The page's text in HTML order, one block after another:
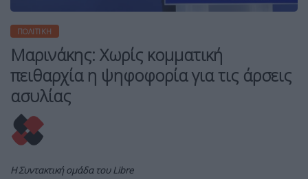
ΠΟΛΙΤΙΚΉ
Μαρινάκης: Χωρίς κομματική
πειθαρχία η ψηφοφορία για τις άρσεις
ασυλίας
Η Συντακτική ομάδα του Libre